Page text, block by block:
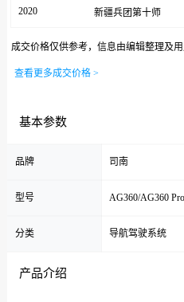
2020 新疆兵团第十师
成交价格仅供参考，信息由编辑整理及
查看更多成交价格 >
基本参数
品牌 司南
型号 AG360/AG360 Pro
分类 导航驾驶系统
产品介绍